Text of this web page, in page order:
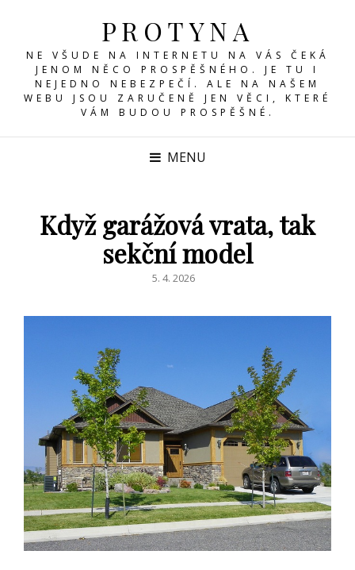
PROTYNA
NE VŠUDE NA INTERNETU NA VÁS ČEKÁ
JENOM NĚCO PROSPĚŠNÉHO. JE TU I
NEJEDNO NEBEZPEČÍ. ALE NA NAŠEM
WEBU JSOU ZARUČENĚ JEN VĚCI, KTERÉ
VÁM BUDOU PROSPĚŠNÉ.
MENU
Když garážová vrata, tak
sekční model
POSTED
5. 4. 2026